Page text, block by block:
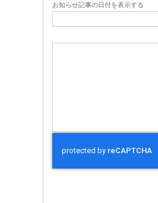
お知らせ記事の日付を表示する